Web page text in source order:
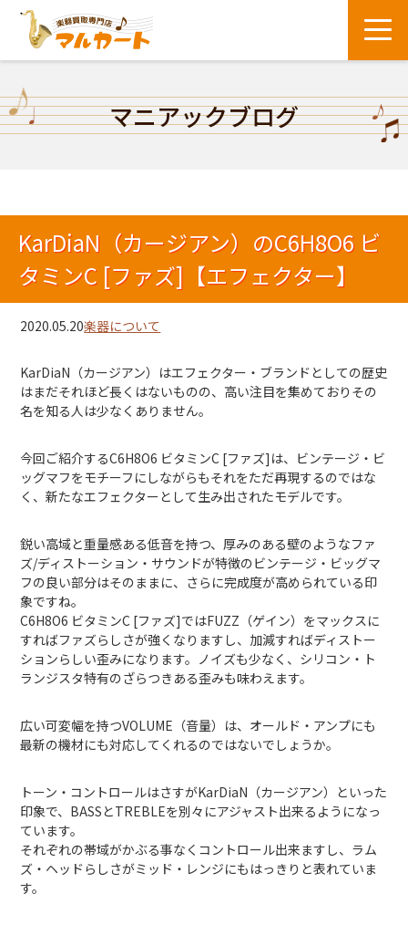
マニアックブログ
KarDiaN（カージアン）のC6H8O6 ビ
タミンC [ファズ]【エフェクター】
2020.05.20楽器について
KarDiaN（カージアン）はエフェクター・ブランドとしての歴史
はまだそれほど長くはないものの、高い注目を集めておりその
名を知る人は少なくありません。
今回ご紹介するC6H8O6 ビタミンC [ファズ]は、ビンテージ・ビ
ッグマフをモチーフにしながらもそれをただ再現するのではな
く、新たなエフェクターとして生み出されたモデルです。
鋭い高域と重量感ある低音を持つ、厚みのある壁のようなファ
ズ/ディストーション・サウンドが特徴のビンテージ・ビッグマ
フの良い部分はそのままに、さらに完成度が高められている印
象ですね。
C6H8O6 ビタミンC [ファズ]ではFUZZ（ゲイン）をマックスに
すればファズらしさが強くなりますし、加減すればディストー
ションらしい歪みになります。ノイズも少なく、シリコン・ト
ランジスタ特有のざらつきある歪みも味わえます。
広い可変幅を持つVOLUME（音量）は、オールド・アンプにも
最新の機材にも対応してくれるのではないでしょうか。
トーン・コントロールはさすがKarDiaN（カージアン）といった
印象で、BASSとTREBLEを別々にアジャスト出来るようになっ
ています。
それぞれの帯域がかぶる事なくコントロール出来ますし、ラム
ズ・ヘッドらしさがミッド・レンジにもはっきりと表れていま
す。